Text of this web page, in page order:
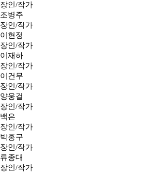
장인/작가
조병주
장인/작가
이현정
장인/작가
이재하
장인/작가
이건무
장인/작가
양웅걸
장인/작가
백은
장인/작가
박홍구
장인/작가
류종대
장인/작가